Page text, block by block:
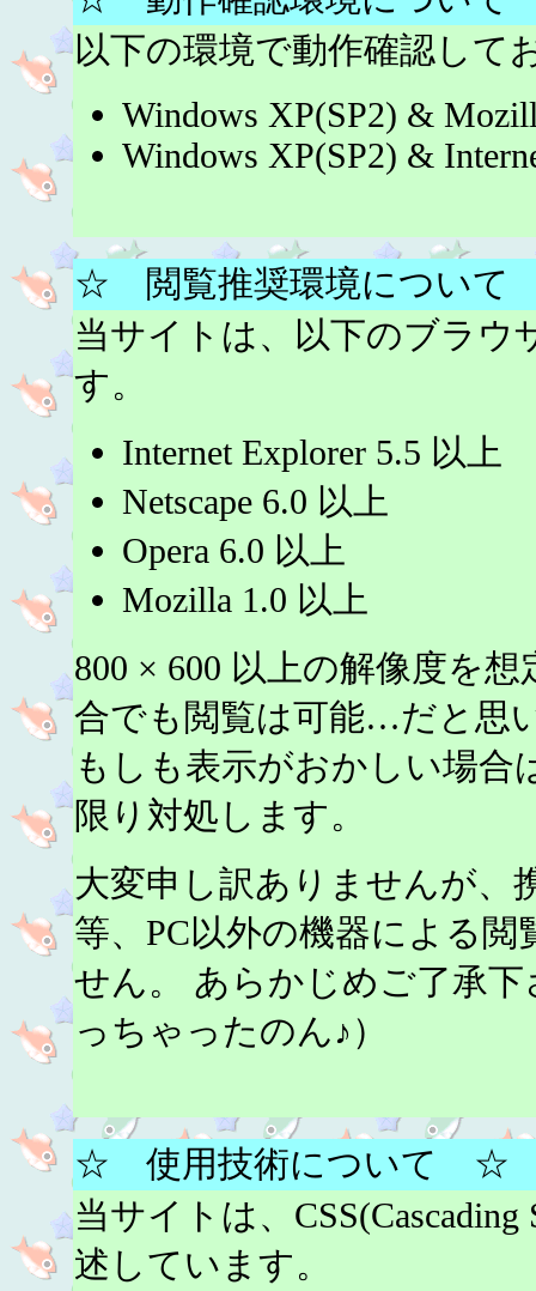
以下の環境で動作確認して
Windows XP(SP2) &
Windows XP(SP2) &
☆ 閲覧推奨環境につい
当サイトは、以下のブラウ
す。
Internet Explorer 5.5 以上
Netscape 6.0 以上
Opera 6.0 以上
Mozilla 1.0 以上
800 × 600 以上の解像度を
合でも閲覧は可能…だと思
もしも表示がおかしい場合
限り対処します。
大変申し訳ありませんが、
等、PC以外の機器による
せん。 あらかじめご了承
っちゃったのん♪）
☆ 使用技術について ☆
当サイトは、
述しています。